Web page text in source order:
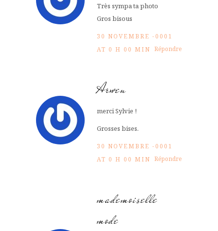
Très sympa ta photo
Gros bisous
30 NOVEMBRE -0001
AT 0 H 00 MIN Répondre
Arwen
merci Sylvie !
Grosses bises.
30 NOVEMBRE -0001
AT 0 H 00 MIN Répondre
mademoiselle
mode